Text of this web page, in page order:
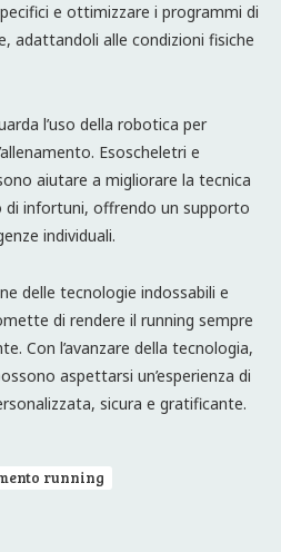
e ottimizzare i programmi di
adattandoli alle condizioni fisiche
l’uso della robotica per
Esoscheletri e
aiutare a migliorare la tecnica
di infortuni, offrendo un supporto
individuali.
delle tecnologie indossabili e
di rendere il running sempre
Con l’avanzare della tecnologia,
aspettarsi un’esperienza di
sicura e gratificante.
running